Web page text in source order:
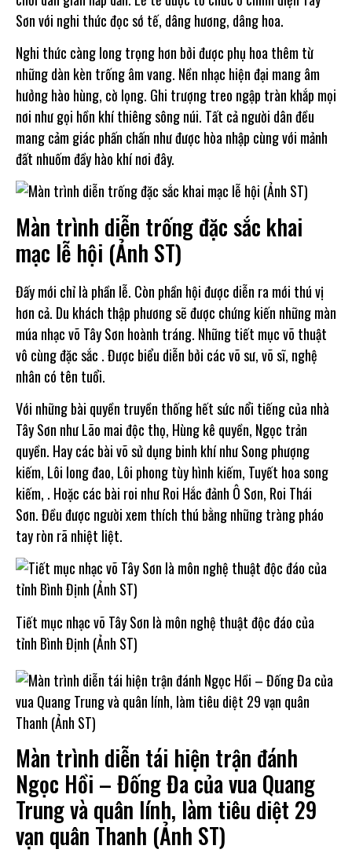
Sơn với nghi thức đọc sớ tế, dâng hương, dâng hoa.
Nghi thức càng long trọng hơn bởi được phụ hoa thêm từ
những dàn kèn trống âm vang. Nền nhạc hiện đại mang âm
hưởng hào hùng, cờ lọng. Ghi trượng treo ngập tràn khắp mọi
nơi như gọi hồn khí thiêng sông núi. Tất cả người dân đều
mang cảm giác phấn chấn như được hòa nhập cùng với mảnh
đất nhuốm đầy hào khí nơi đây.
Màn trình diễn trống đặc sắc khai
mạc lễ hội (Ảnh ST)
Đấy mới chỉ là phần lễ. Còn phần hội được diễn ra mới thú vị
hơn cả. Du khách thập phương sẽ được chứng kiến những màn
múa nhạc võ Tây Sơn hoành tráng. Những tiết mục võ thuật
vô cùng đặc sắc . Được biểu diễn bởi các võ sư, võ sĩ, nghệ
nhân có tên tuổi.
Với những bài quyền truyền thống hết sức nổi tiếng của nhà
Tây Sơn như Lão mai độc thọ, Hùng kê quyền, Ngọc trản
quyền. Hay các bài võ sử dụng binh khí như Song phượng
kiếm, Lôi long đao, Lôi phong tùy hình kiếm, Tuyết hoa song
kiếm, . Hoặc các bài roi như Roi Hắc đảnh Ô Sơn, Roi Thái
Sơn. Đều được người xem thích thú bằng những tràng pháo
tay ròn rã nhiệt liệt.
Tiết mục nhạc võ Tây Sơn là môn nghệ thuật độc đáo của
tỉnh Bình Định (Ảnh ST)
Màn trình diễn tái hiện trận đánh
Ngọc Hồi – Đống Đa của vua Quang
Trung và quân lính, làm tiêu diệt 29
vạn quân Thanh (Ảnh ST)